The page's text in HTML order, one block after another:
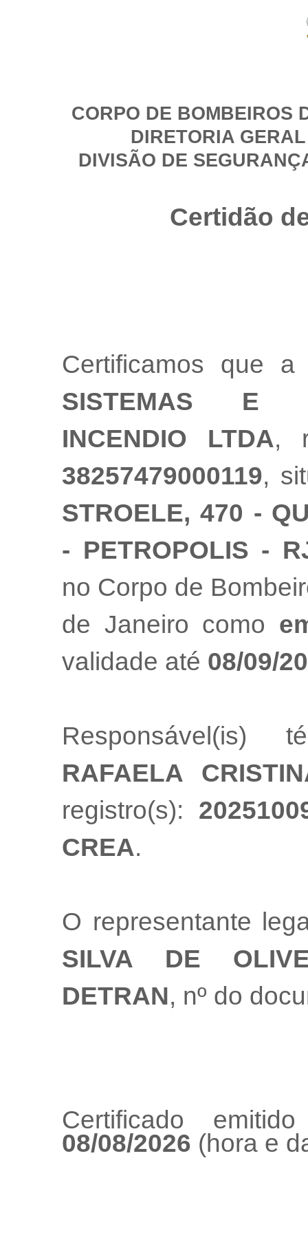
CORPO DE BOMBEIROS
DIRETORIA
DIVISÃO DE
Certidão
Certificamos que
SISTEMAS E
INCENDIO LTDA,
38257479000119,
STROELE, 470 -
- PETROPOLIS -
no Corpo de
de Janeiro como
validade até 08/09/
Responsável(is)
RAFAELA
registro(s):
CREA.
O representante
SILVA DE
DETRAN, nº do
Certificado
08/08/2026 (hora e